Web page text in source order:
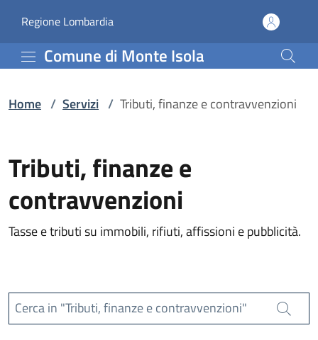
Servizi | Comune di
Regione Lombardia(apre in un'altra scheda).
Comune di Monte Isola
Home / Servizi / Tributi, finanze e contravvenzioni
Tributi, finanze e
contravvenzioni
Tasse e tributi su immobili, rifiuti, affissioni e pubblicità.
Cerca in "Tributi, finanze e contravvenzioni"
Cerca